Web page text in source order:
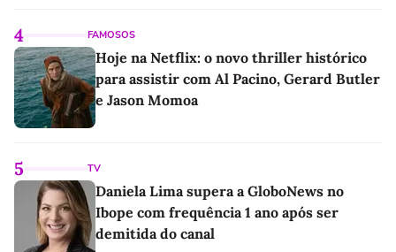
4 FAMOSOS
Hoje na Netflix: o novo thriller histórico
para assistir com Al Pacino, Gerard Butler
e Jason Momoa
5 TV
Daniela Lima supera a GloboNews no
Ibope com frequência 1 ano após ser
demitida do canal